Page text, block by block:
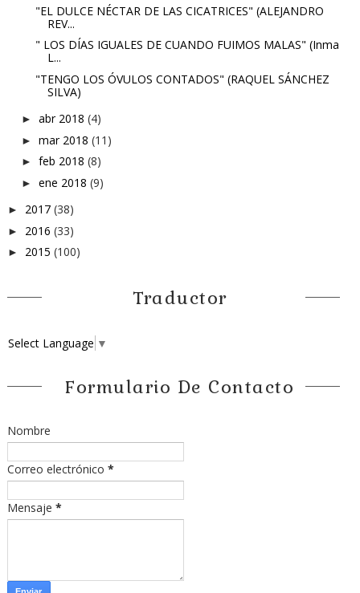
"EL DULCE NÉCTAR DE LAS CICATRICES" (ALEJANDRO
REV...
" LOS DÍAS IGUALES DE CUANDO FUIMOS MALAS" (Inma
L...
"TENGO LOS ÓVULOS CONTADOS" (RAQUEL SÁNCHEZ
SILVA)
► abr 2018 (4)
► mar 2018 (11)
► feb 2018 (8)
► ene 2018 (9)
► 2017 (38)
► 2016 (33)
► 2015 (100)
Traductor
Select Language ▼
Formulario De Contacto
Nombre
Correo electrónico *
Mensaje *